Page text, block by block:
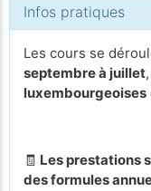
Infos pratiques
Les cours se
septembre à juillet,
luxembourgeoises
🧾 Les prestations
des formules